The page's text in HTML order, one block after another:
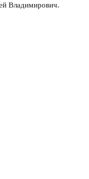
Владимирович.